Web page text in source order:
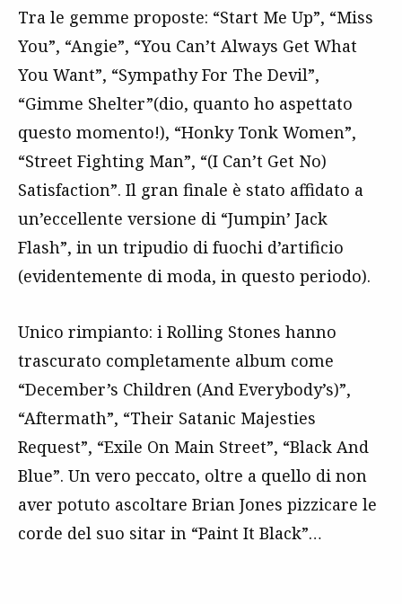
Tra le gemme proposte: “Start Me Up”, “Miss
You”, “Angie”, “You Can’t Always Get What
You Want”, “Sympathy For The Devil”,
“Gimme Shelter”(dio, quanto ho aspettato
questo momento!), “Honky Tonk Women”,
“Street Fighting Man”, “(I Can’t Get No)
Satisfaction”. Il gran finale è stato affidato a
un’eccellente versione di “Jumpin’ Jack
Flash”, in un tripudio di fuochi d’artificio
(evidentemente di moda, in questo periodo).
Unico rimpianto: i Rolling Stones hanno
trascurato completamente album come
“December’s Children (And Everybody’s)”,
“Aftermath”, “Their Satanic Majesties
Request”, “Exile On Main Street”, “Black And
Blue”. Un vero peccato, oltre a quello di non
aver potuto ascoltare Brian Jones pizzicare le
corde del suo sitar in “Paint It Black”…